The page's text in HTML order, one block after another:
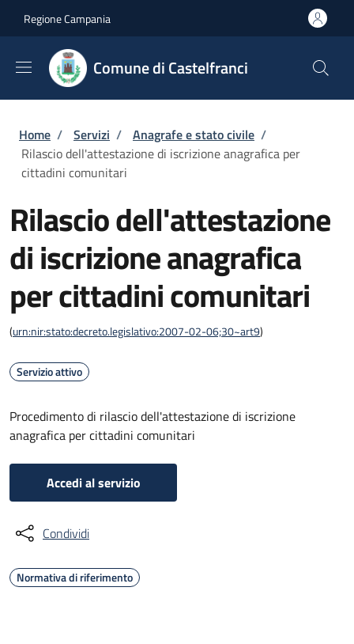
Regione Campania
Comune di Castelfranci
Briciole di pane
Home / Servizi / Anagrafe e stato civile /
Rilascio dell'attestazione di iscrizione anagrafica per
cittadini comunitari
Rilascio dell'attestazione
di iscrizione anagrafica
per cittadini comunitari
(urn:nir:stato:decreto.legislativo:2007-02-06;30~art9)
Servizio attivo
Procedimento di rilascio dell'attestazione di iscrizione
anagrafica per cittadini comunitari
Accedi al servizio
Condividi
Normativa di riferimento